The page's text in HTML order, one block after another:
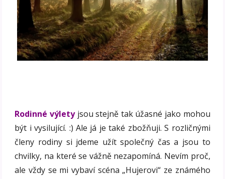
Rodinné výletyjsou stejně tak úžasné jako mohou
být i vysilující. :) Ale já je také zbožňuji. S rozličnými
členy rodiny si jdeme užít společný čas a jsou to
chvilky, na které se vážně nezapomíná. Nevím proč,
ale vždy se mi vybaví scéna „Hujerovi“ ze známého